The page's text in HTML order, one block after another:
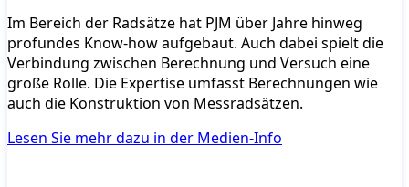
Im Bereich der Radsätze hat PJM über Jahre hinweg
profundes Know-how aufgebaut. Auch dabei spielt die
Verbindung zwischen Berechnung und Versuch eine
große Rolle. Die Expertise umfasst Berechnungen wie
auch die Konstruktion von Messradsätzen.
Lesen Sie mehr dazu in der Medien-Info